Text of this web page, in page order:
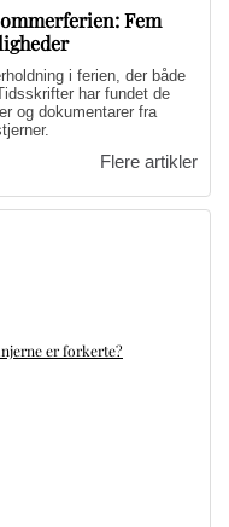
Fem
i ferien, der både
har fundet de
og dokumentarer fra
Flere artikler
er forkerte?